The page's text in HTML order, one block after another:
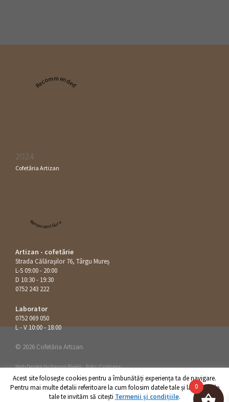
Recommended
2024
Cofetăria Artizan
Restaurant Guru
Artizan - cofetărie
Strada Călăraşilor 76, Târgu Mureș
L-S 09:00 - 20:00
D 10:30 - 19:30
0752 243 222
Laborator
0752 069 050
L - V 10:00 - 18:00
© 2026 Cofetăria Artizan.
Web Design byHappy Pixels.Foto: Cristians
Acest site foloseşte cookies pentru a îmbunătăți experiența ta de navigare.
Pentru mai multe detalii referitoare la cum folosim datele tale și la drepturile
tale te invităm să citești Termenii și condițiile.
0